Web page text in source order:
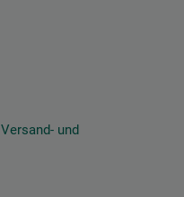
Versand- und